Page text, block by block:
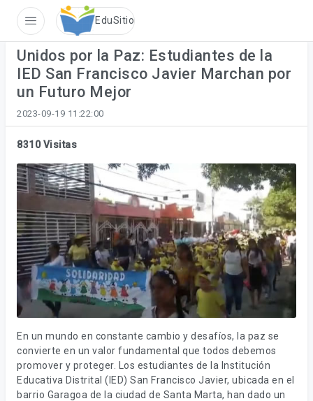
Sin conexi�n
EduSitio
Unidos por la Paz: Estudiantes de la
IED San Francisco Javier Marchan por
un Futuro Mejor
2023-09-19 11:22:00
8310 Visitas
En un mundo en constante cambio y desafíos, la paz se
convierte en un valor fundamental que todos debemos
promover y proteger. Los estudiantes de la Institución
Educativa Distrital (IED) San Francisco Javier, ubicada en el
barrio Garagoa de la ciudad de Santa Marta, han dado un